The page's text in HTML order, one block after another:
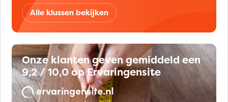
Alle klussen bekijken
Onze klanten geven gemiddeld een
9,2 / 10,0 op Ervaringensite